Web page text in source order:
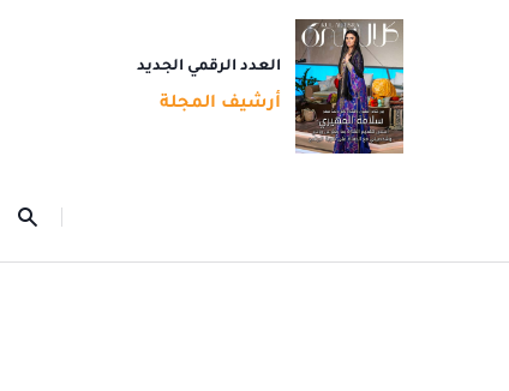
العدد الرقمي الجديد
أرشيف المجلة